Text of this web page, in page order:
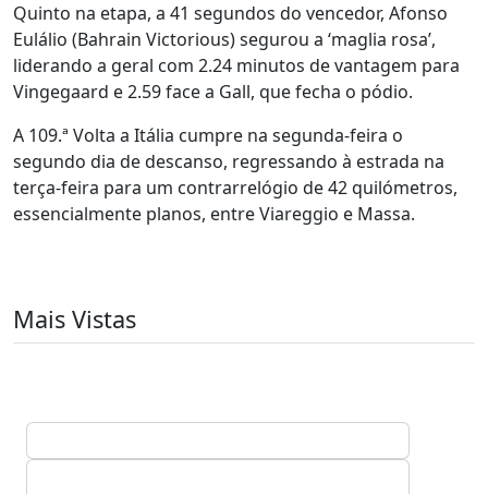
Quinto na etapa, a 41 segundos do vencedor, Afonso
Eulálio (Bahrain Victorious) segurou a ‘maglia rosa’,
liderando a geral com 2.24 minutos de vantagem para
Vingegaard e 2.59 face a Gall, que fecha o pódio.
A 109.ª Volta a Itália cumpre na segunda-feira o
segundo dia de descanso, regressando à estrada na
terça-feira para um contrarrelógio de 42 quilómetros,
essencialmente planos, entre Viareggio e Massa.
Mais Vistas